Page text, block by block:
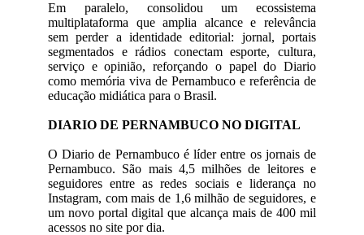
Em paralelo, consolidou um ecossistema
multiplataforma que amplia alcance e relevância
sem perder a identidade editorial: jornal, portais
segmentados e rádios conectam esporte, cultura,
serviço e opinião, reforçando o papel do Diario
como memória viva de Pernambuco e referência de
educação midiática para o Brasil.
DIARIO DE PERNAMBUCO NO DIGITAL
O Diario de Pernambuco é líder entre os jornais de
Pernambuco. São mais 4,5 milhões de leitores e
seguidores entre as redes sociais e liderança no
Instagram, com mais de 1,6 milhão de seguidores, e
um novo portal digital que alcança mais de 400 mil
acessos no site por dia.